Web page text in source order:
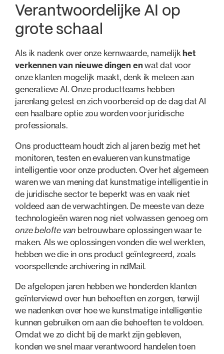
Verantwoordelijke AI op
grote schaal
Als ik nadenk over onze kernwaarde, namelijk het
verkennen van nieuwe dingen enwat dat voor
onze klanten mogelijk maakt, denk ik meteen aan
generatieve AI. Onze productteams hebben
jarenlang getest en zich voorbereid op de dag dat AI
een haalbare optie zou worden voor juridische
professionals.
Ons productteam houdt zich al jaren bezig met het
monitoren, testen en evalueren van kunstmatige
intelligentie voor onze producten. Over het algemeen
waren we van mening dat kunstmatige intelligentie in
de juridische sector te beperkt was en vaak niet
voldeed aan de verwachtingen. De meeste van deze
technologieën waren nog niet volwassen genoeg om
onze belofte van betrouwbare oplossingen waar te
maken. Als we oplossingen vonden die wel werkten,
hebben we die in ons product geïntegreerd, zoals
voorspellende archivering in ndMail.
De afgelopen jaren hebben we honderden klanten
geïnterviewd over hun behoeften en zorgen, terwijl
we nadenken over hoe we kunstmatige intelligentie
kunnen gebruiken om aan die behoeften te voldoen.
Omdat we zo dicht bij de markt zijn gebleven,
konden we snel maar verantwoord handelen toen